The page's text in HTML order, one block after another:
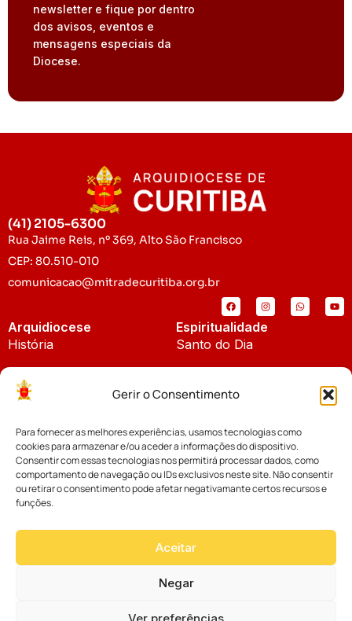
Gerir o Consentimento
Para fornecer as melhores experiências, usamos tecnologias como
cookies para armazenar e/ou aceder a informações do dispositivo.
Consentir com essas tecnologias nos permitirá processar dados, como
comportamento de navegação ou IDs exclusivos neste site. Não consentir
ou retirar o consentimento pode afetar negativamante certos recursos e
funções.
Aceitar
Negar
Ver preferências
newsletter e fique por dentro
dos avisos, eventos e
mensagens especiais da
Diocese.
(41) 2105-6300
Rua Jaime Reis, nº 369, Alto São Francisco
CEP: 80.510-010
comunicacao@mitradecuritiba.org.br
Arquidiocese
História
Padroeira
Espiritualidade
Santo do Dia
Notícias
Notícias da Arquidiocese
Notícias Cáritas
Palavra dos Bispos
Cúria Diocesana
Fundo Diocesano
Vicariatos da Educação
Eventos